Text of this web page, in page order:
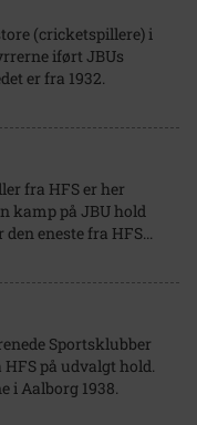
(cricketspillere) i
iført JBUs
er fra 1932.
fra HFS er her
kamp på JBU hold
eneste fra HFS...
Sportsklubber
HFS på udvalgt hold.
i Aalborg 1938.